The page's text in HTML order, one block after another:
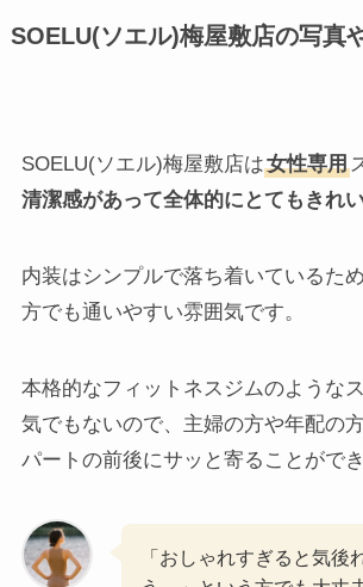
SOELU(ソエル)梅屋敷店の写真
SOELU(ソエル)梅屋敷店は女性専用
清潔感があって全体的にとてもきれい
内装はシンプルで落ち着いているた
方でも通いやすい雰囲気です。
本格的なフィットネスジムのような
気でもないので、主婦の方や年配の
パートの前後にサッと寄ることができ
「おしゃれすぎると気後